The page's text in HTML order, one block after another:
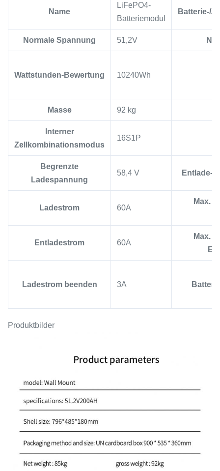
Name
LiFePO4-
Batteriemodul
Batterie-/
Normale Spannung 51,2V
Wattstunden-Bewertung 10240Wh
Masse 92 kg
Interner
Zellkombinationsmodus
16S1P
Begrenzte
Ladespannung
58,4 V Entlade-
Ladestrom 60A
Max.
Entladestrom 60A
Max.
Ladestrom beenden 3A
Produktbilder